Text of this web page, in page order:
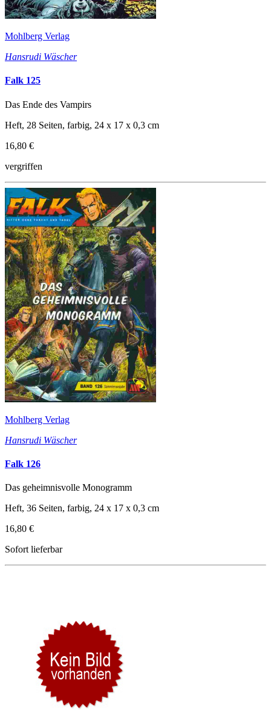
Mohlberg Verlag
Hansrudi Wäscher
Falk 125
Das Ende des Vampirs
Heft, 28 Seiten, farbig, 24 x 17 x 0,3 cm
16,80 €
vergriffen
Mohlberg Verlag
Hansrudi Wäscher
Falk 126
Das geheimnisvolle Monogramm
Heft, 36 Seiten, farbig, 24 x 17 x 0,3 cm
16,80 €
Sofort lieferbar